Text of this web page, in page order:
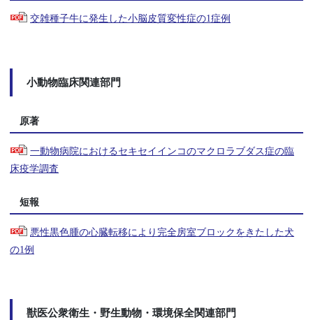
交雑種子牛に発生した小脳皮質変性症の1症例
小動物臨床関連部門
原著
一動物病院におけるセキセイインコのマクロラブダス症の臨
床疫学調査
短報
悪性黒色腫の心臓転移により完全房室ブロックをきたした犬
の1例
獣医公衆衛生・野生動物・環境保全関連部門